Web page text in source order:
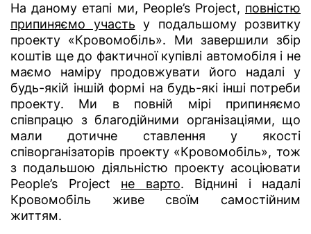
На даному етапі ми, People’s Project, повністю
припиняємо участь у подальшому розвитку
проекту «Кровомобіль». Ми завершили збір
коштів ще до фактичної купівлі автомобіля і не
маємо наміру продовжувати його надалі у
будь-якій іншій формі на будь-які інші потреби
проекту. Ми в повній мірі припиняємо
співпрацю з благодійними організаціями, що
мали дотичне ставлення у якості
співорганізаторів проекту «Кровомобіль», тож
з подальшою діяльністю проекту асоціювати
People’s Project не варто. Віднині і надалі
Кровомобіль живе своїм самостійним
життям.